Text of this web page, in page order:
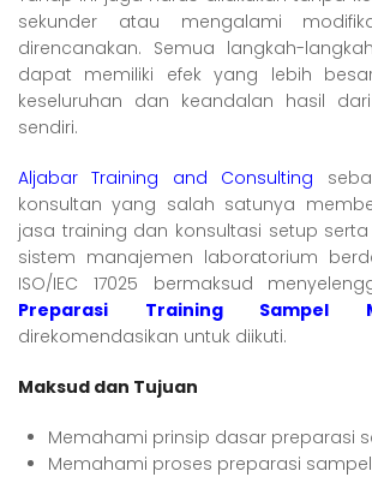
sekunder atau mengalami
direncanakan. Semua langkah-
dapat memiliki efek yang lebih
keseluruhan dan keandalan hasil
sendiri.
Aljabar Training and Consulting
konsultan yang salah satunya
jasa training dan konsultasi setup
sistem manajemen laboratorium
ISO/IEC 17025 bermaksud
Preparasi Training Sampel
direkomendasikan untuk diikuti.
Maksud dan Tujuan
Memahami prinsip dasar preparasi
Memahami proses preparasi